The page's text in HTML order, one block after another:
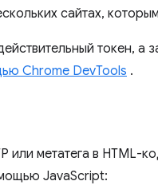
сайтах,
токен, а
Chrome DevTools .
или метатега в HTML-
JavaScript: